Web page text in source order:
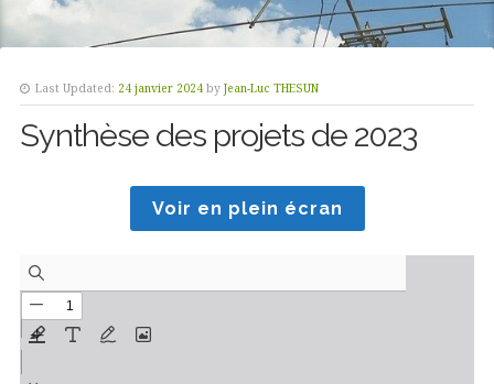
Last Updated: 24 janvier 2024 by Jean-Luc THESUN
Synthèse des projets de 2023
Voir en plein écran